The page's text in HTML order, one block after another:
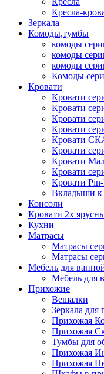
Кресла-
Зеркала
Комоды,тумбы
комоды
комоды
комоды
Комоды
Кровати
Кровати
Кровати
Кровати
Кровати
Кровати
Кровати
Кровати
Кровати
Кровати
Вкладыши к
Консоли
Кровати 2х
Кухни
Матрасы
Матрасы
Матрасы
Мебель для
Мебель для
Прихожие
Вешалки
Зеркала для
Прихожая
Прихожая
Тумбы для
Прихожая
Прихожая